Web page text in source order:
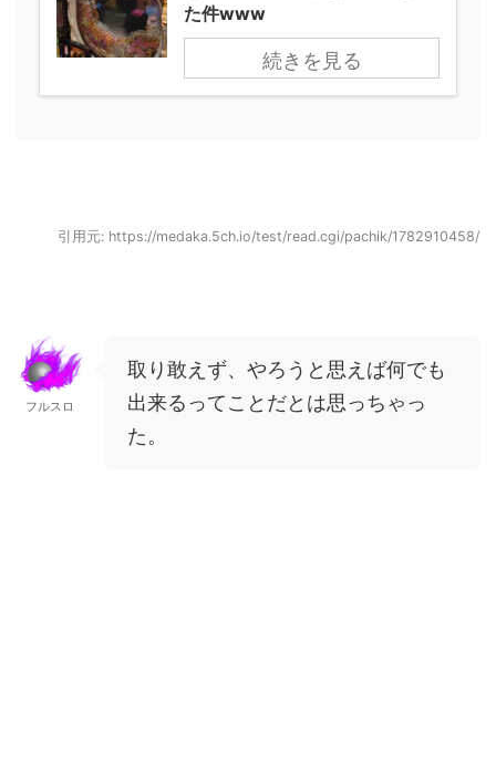
た件www
続きを見る
引用元: https://medaka.5ch.io/test/read.cgi/pachik/1782910458/
フルスロ
取り敢えず、やろうと思えば何でも
出来るってことだとは思っちゃっ
た。